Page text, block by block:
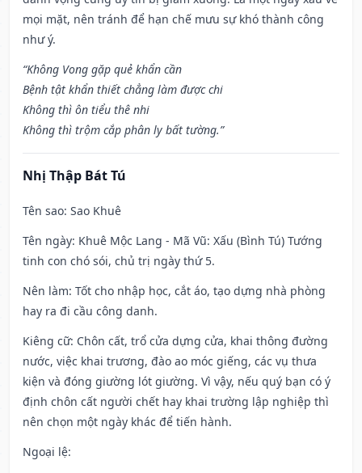
mọi mặt, nên tránh để hạn chế mưu sự khó thành công
như ý.
“Không Vong gặp quẻ khẩn cần
Bệnh tật khẩn thiết chẳng làm được chi
Không thì ôn tiểu thê nhi
Không thì trộm cắp phân ly bất tường.”
Nhị Thập Bát Tú
Tên sao: Sao Khuê
Tên ngày: Khuê Mộc Lang - Mã Vũ: Xấu (Bình Tú) Tướng
tinh con chó sói, chủ trị ngày thứ 5.
Nên làm: Tốt cho nhập học, cắt áo, tạo dựng nhà phòng
hay ra đi cầu công danh.
Kiêng cữ: Chôn cất, trổ cửa dựng cửa, khai thông đường
nước, việc khai trương, đào ao móc giếng, các vụ thưa
kiện và đóng giường lót giường. Vì vậy, nếu quý bạn có ý
định chôn cất người chết hay khai trường lập nghiệp thì
nên chọn một ngày khác để tiến hành.
Ngoại lệ: